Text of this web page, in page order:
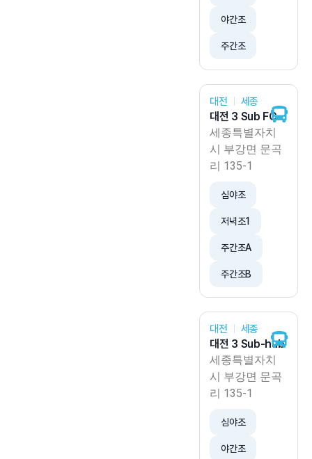
야간조
주간조
대전 세종
대전 3 Sub FC
세종특별자치
시 부강면 문곡
리 135-1
심야조
저녁조1
주간조A
주간조B
대전 세종
대전 3 Sub-hub
세종특별자치
시 부강면 문곡
리 135-1
심야조
야간조